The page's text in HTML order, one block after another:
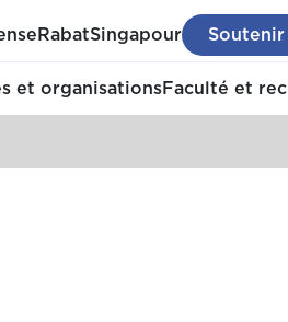
RabatSingapour Soutenir
et organisationsFaculté et